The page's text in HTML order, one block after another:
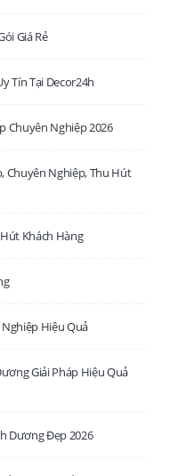
Giá Rẻ
Tín Tại Decor24h
Chuyên Nghiệp 2026
Chuyên Nghiệp, Thu Hút
Khách Hàng
Hiệu Quả
Giải Pháp Hiệu Quả
Dương Đẹp 2026
8, Q. Gò Vấp, TP. HCM